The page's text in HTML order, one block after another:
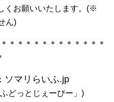
くお願いいたします。(※
ん)
＊＊＊＊＊＊＊＊＊＊＊＊
ソマリらいふ.jp
どっとじぇーぴー」)